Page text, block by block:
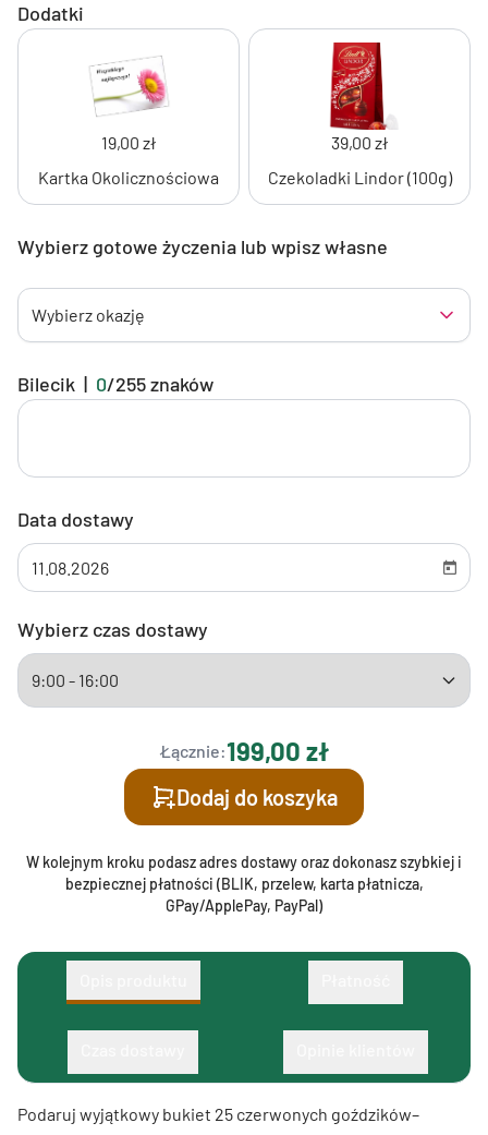
Dodatki
19,00 zł
Kartka Okolicznościowa
39,00 zł
Czekoladki Lindor (100g)
Wybierz gotowe życzenia lub wpisz własne
Wybierz okazję
Bilecik | 0/255znaków
Data dostawy
Wybierz czas dostawy
Łącznie:199,00 zł
Dodaj do koszyka
W kolejnym kroku podasz adres dostawy oraz dokonasz szybkiej i
bezpiecznej płatności (BLIK, przelew, karta płatnicza,
GPay/ApplePay, PayPal)
Podaruj wyjątkowy bukiet 25 czerwonych goździków–